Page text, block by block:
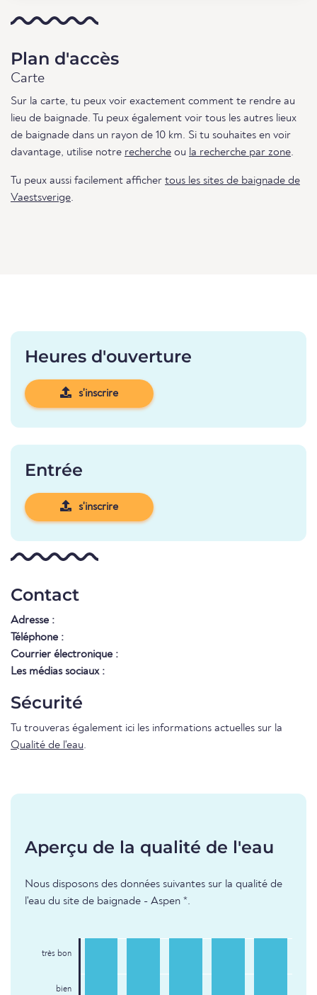
Plan d'accès
Carte
Sur la carte, tu peux voir exactement comment te rendre au
lieu de baignade. Tu peux également voir tous les autres lieux
de baignade dans un rayon de 10 km. Si tu souhaites en voir
davantage, utilise notre recherche ou la recherche par zone.
Tu peux aussi facilement afficher tous les sites de baignade de
Vaestsverige.
Heures d'ouverture
s'inscrire
Entrée
s'inscrire
Contact
Adresse :
Téléphone :
Courrier électronique :
Les médias sociaux :
Sécurité
Tu trouveras également ici les informations actuelles sur la
Qualité de l'eau.
Aperçu de la qualité de l'eau
Nous disposons des données suivantes sur la qualité de
l'eau du site de baignade - Aspen *.
très bon
bien